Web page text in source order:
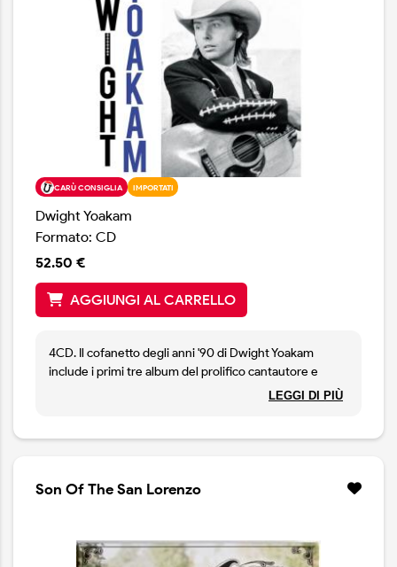
CARÙ CONSIGLIA IMPORTATI
Dwight Yoakam
Formato: CD
52.50 €
AGGIUNGI AL CARRELLO
4CD. Il cofanetto degli anni '90 di Dwight Yoakam
include i primi tre album del prolifico cantautore e
affermato musicista pubblicati negli anni '90, tutti
SIDE ONE:
3. TAKES A LOT TO ROCK YOU
4. NOTHING’S CHANGED HERE
LEGGI DI PIÙ
Son Of The San Lorenzo